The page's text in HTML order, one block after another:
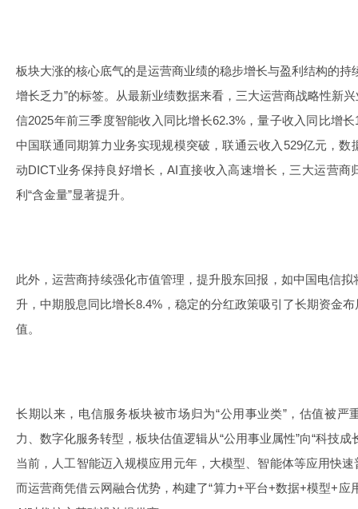
板块大涨的核心底气的是运营商业绩的稳步增长与盈利结构的持
增长乏力”的标签。从最新业绩数据来看，三大运营商战略性新
信2025年前三季度智能收入同比增长62.3%，量子收入同比增
中国联通同期算力业务实现规模突破，联通云收入529亿元，数
动DICT业务保持良好增长，AI直接收入高速增长，三大运营商
利“含金量”显著提升。
此外，运营商持续强化市值管理，提升股东回报，如中国电信
升，中期股息同比增长8.4%，稳定的分红政策吸引了长期资金
值。
长期以来，电信服务板块被市场归为“公用事业类”，估值被严
力、数字化服务转型，板块估值逻辑从“公用事业属性”向“科技
当前，人工智能迈入规模应用元年，大模型、智能体等应用快
而运营商凭借云网融合优势，构建了“算力+平台+数据+模型+应